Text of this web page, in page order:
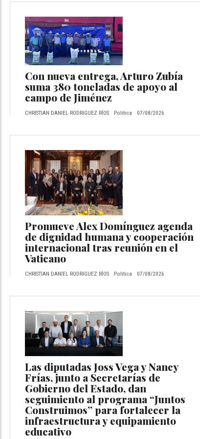
Con nueva entrega, Arturo Zubía
suma 380 toneladas de apoyo al
campo de Jiménez
CHRISTIAN DANIEL RODRIGUEZ RÍOS Politica 07/08/2026
Promueve Alex Domínguez agenda
de dignidad humana y cooperación
internacional tras reunión en el
Vaticano
CHRISTIAN DANIEL RODRIGUEZ RÍOS Politica 07/08/2026
Las diputadas Joss Vega y Nancy
Frías, junto a Secretarías de
Gobierno del Estado, dan
seguimiento al programa “Juntos
Construimos” para fortalecer la
infraestructura y equipamiento
educativo